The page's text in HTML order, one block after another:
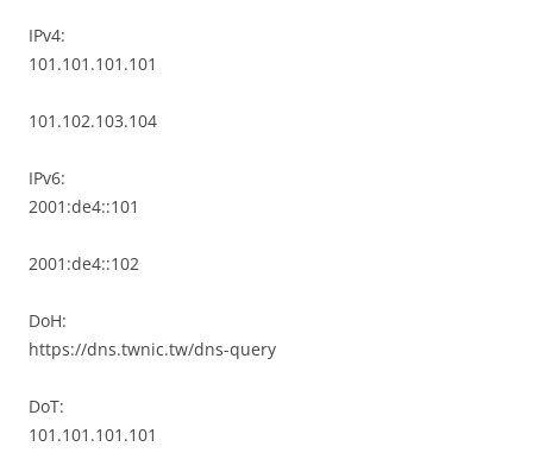
IPv4:
101.101.101.101
101.102.103.104
IPv6:
2001:de4::101
2001:de4::102
DoH:
https://dns.twnic.tw/dns-query
DoT:
101.101.101.101